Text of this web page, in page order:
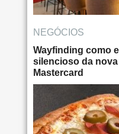
NEGÓCIOS
Wayfinding como
silencioso da
Mastercard